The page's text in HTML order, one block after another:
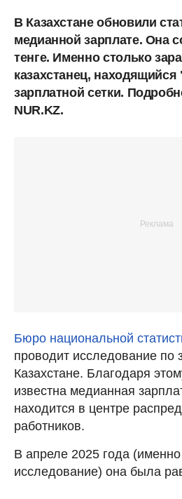
В Казахстане обновили
медианной зарплате. Она
тенге. Именно столько
казахстанец,
зарплатной сетки.
NUR.KZ.
Бюро национальной
проводит исследование по
Казахстане. Благодаря
известна медианная
находится в центре
работников.
В апреле 2025 года
исследование) она была